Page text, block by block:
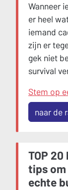
Wanneer
er heel
iemand
zijn er
gek niet
survival
Stem op
naar de
TOP
tips
echte